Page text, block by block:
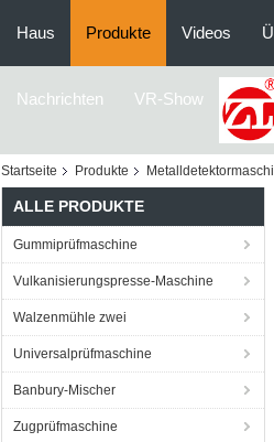
Haus Produkte Videos
Nachrichten VR-Show
Startseite Produkte
ALLE PRODUKTE
Gummiprüfmaschine
Vulkanisierungspresse-Maschine
Walzenmühle zwei
Universalprüfmaschine
Banbury-Mischer
Zugprüfmaschine